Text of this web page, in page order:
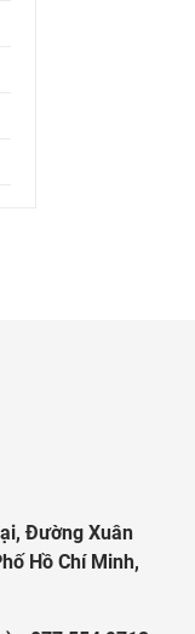
Đường Xuân
Hồ Chí Minh,